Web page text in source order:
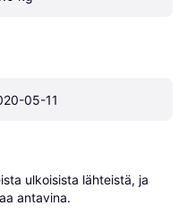
05-11
ulkoisista lähteistä, ja
antavina.